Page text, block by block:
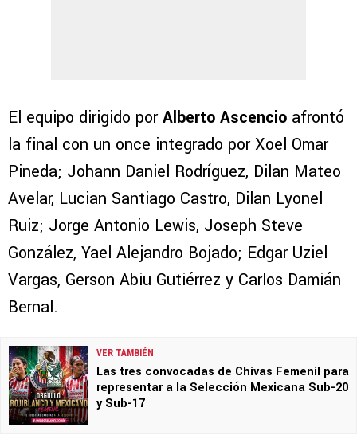
El equipo dirigido porAlberto Ascencio afrontó
la final con un once integrado por Xoel Omar
Pineda; Johann Daniel Rodríguez, Dilan Mateo
Avelar, Lucian Santiago Castro, Dilan Lyonel
Ruiz; Jorge Antonio Lewis, Joseph Steve
González, Yael Alejandro Bojado; Edgar Uziel
Vargas, Gerson Abiu Gutiérrez y Carlos Damián
Bernal.
VER TAMBIÉN
Las tres convocadas de Chivas Femenil para
representar a la Selección Mexicana Sub-20
y Sub-17